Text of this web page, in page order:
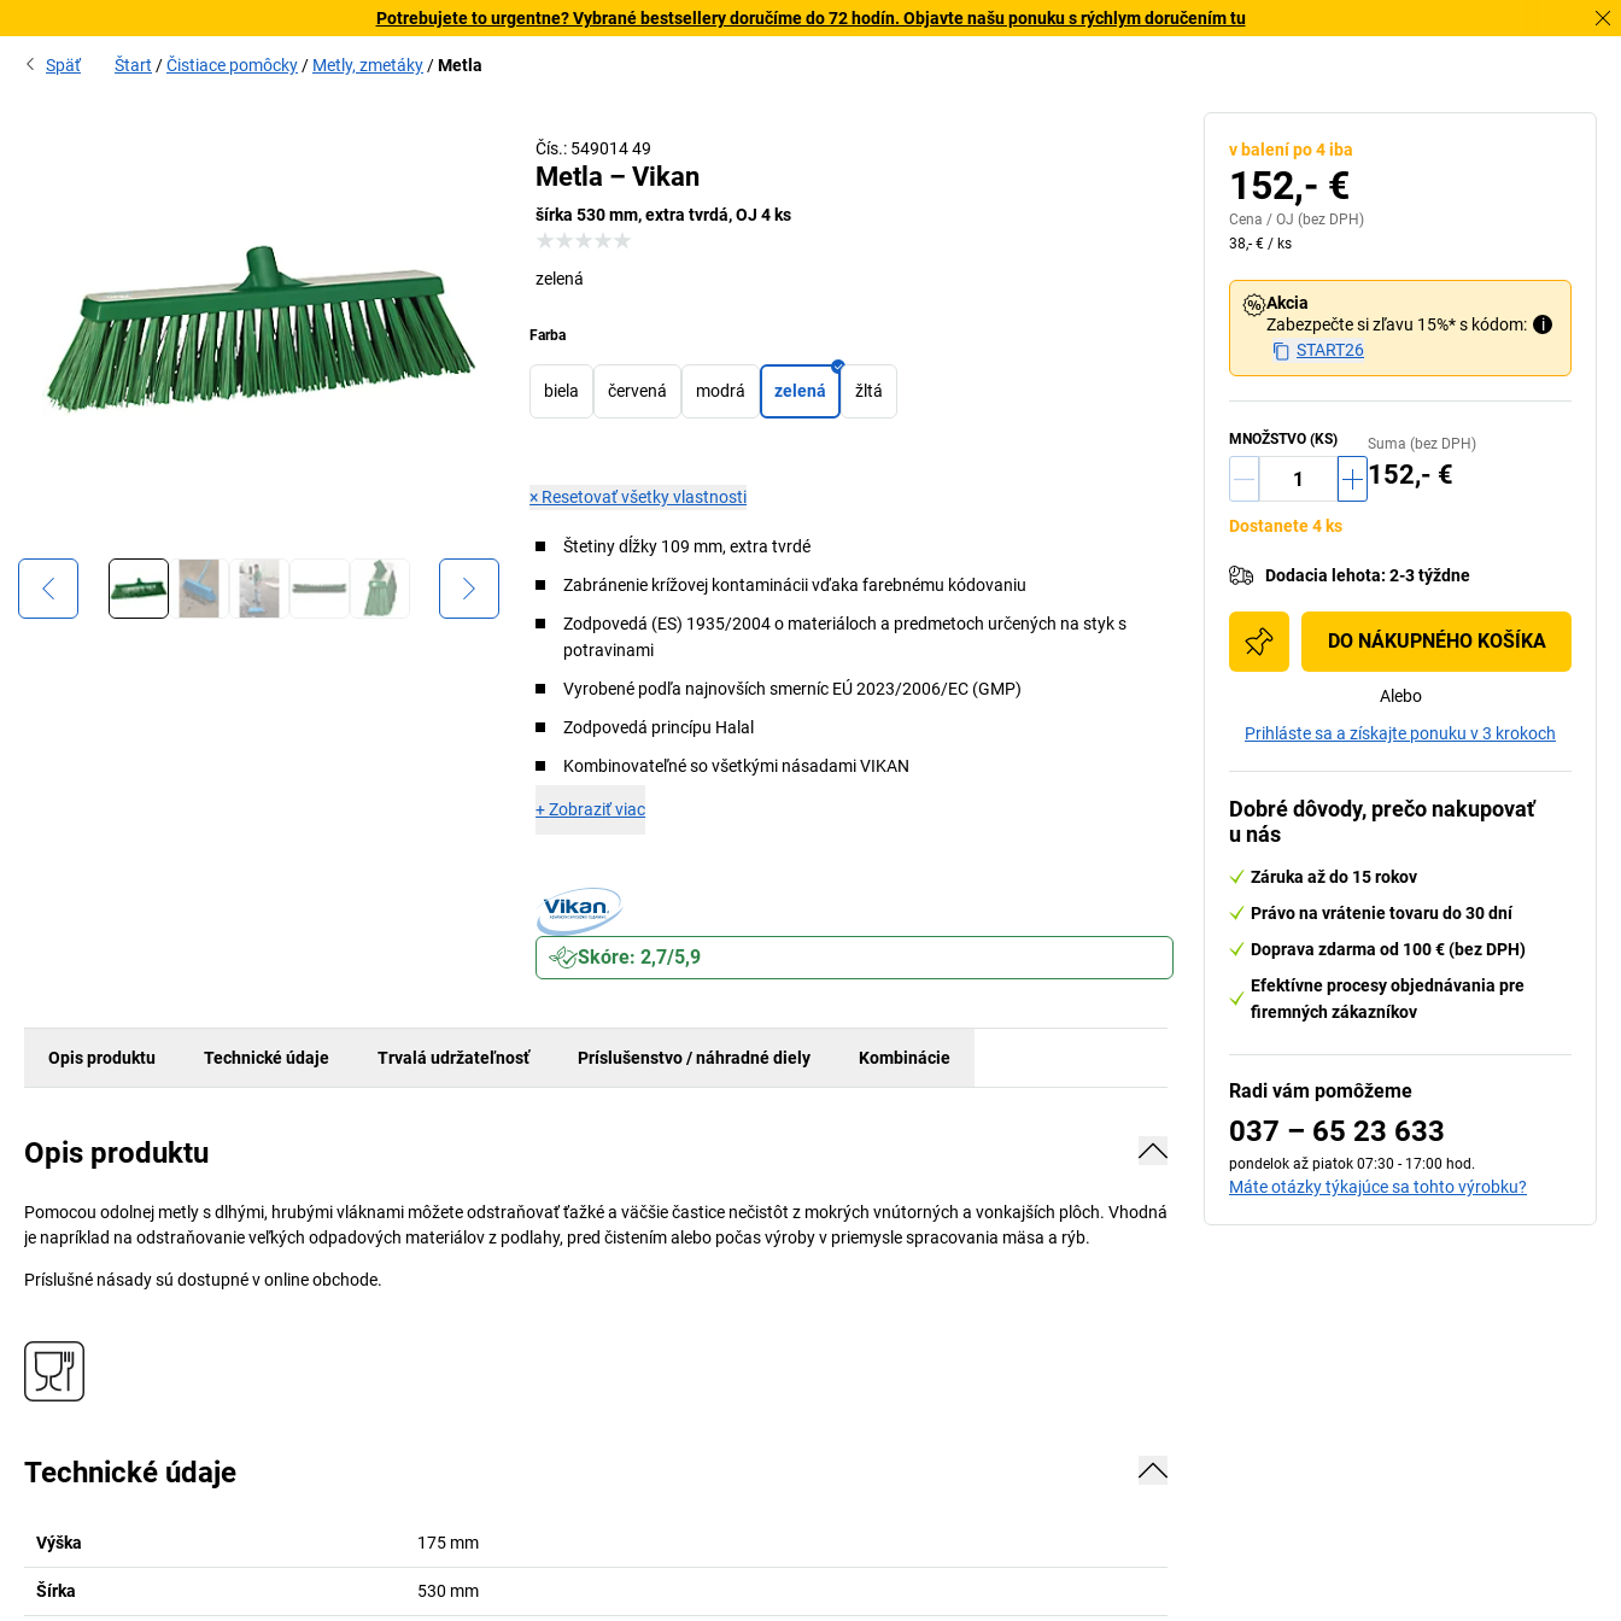
Potrebujete to urgentne? Vybrané bestsellery doručíme do 72 hodín. Objavte našu ponuku s rýchlym doručením tu
Späť Štart Čistiace pomôcky Metly, zmetáky Metla
Čís.: 549014 49
Metla – Vikan
šírka 530 mm, extra tvrdá, OJ 4 ks
zelená
Farba
biela červená modrá zelená žltá
× Resetovať všetky vlastnosti
Štetiny dĺžky 109 mm, extra tvrdé
Zabránenie krížovej kontaminácii vďaka farebnému kódovaniu
Zodpovedá (ES) 1935/2004 o materiáloch a predmetoch určených na styk s
potravinami
Vyrobené podľa najnovších smerníc EÚ 2023/2006/EC (GMP)
Zodpovedá princípu Halal
Kombinovateľné so všetkými násadami VIKAN
+Zobraziť viac
Skóre: 2,7/5,9
Opis produktu Technické údaje Trvalá udržateľnosť Príslušenstvo / náhradné diely Kombinácie
Opis produktu
Pomocou odolnej metly s dlhými, hrubými vláknami môžete odstraňovať ťažké a väčšie častice nečistôt z mokrých vnútorných a vonkajších plôch. Vhodná
je napríklad na odstraňovanie veľkých odpadových materiálov z podlahy, pred čistením alebo počas výroby v priemysle spracovania mäsa a rýb.
Príslušné násady sú dostupné v online obchode.
Technické údaje
Výška 175 mm
Šírka 530 mm
v balení po 4 iba
152,- €
Cena / OJ (bez DPH)
38,- € / ks
Akcia
Zabezpečte si zľavu 15%* s kódom:
i
START26
MNOŽSTVO (KS) Suma (bez DPH)
152,- €
Dostanete 4 ks
Dodacia lehota: 2-3 týždne
DO NÁKUPNÉHO KOŠÍKA
Alebo
Prihláste sa a získajte ponuku v 3 krokoch
Dobré dôvody, prečo nakupovať
u nás
Záruka až do 15 rokov
Právo na vrátenie tovaru do 30 dní
Doprava zdarma od 100 € (bez DPH)
Efektívne procesy objednávania pre
firemných zákazníkov
Radi vám pomôžeme
037 – 65 23 633
pondelok až piatok 07:30 - 17:00 hod.
Máte otázky týkajúce sa tohto výrobku?